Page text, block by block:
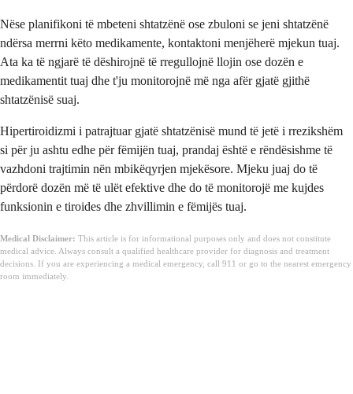
Nëse planifikoni të mbeteni shtatzënë ose zbuloni se jeni shtatzënë
ndërsa merrni këto medikamente, kontaktoni menjëherë mjekun tuaj.
Ata ka të ngjarë të dëshirojnë të rregullojnë llojin ose dozën e
medikamentit tuaj dhe t'ju monitorojnë më nga afër gjatë gjithë
shtatzënisë suaj.
Hipertiroidizmi i patrajtuar gjatë shtatzënisë mund të jetë i rrezikshëm
si për ju ashtu edhe për fëmijën tuaj, prandaj është e rëndësishme të
vazhdoni trajtimin nën mbikëqyrjen mjekësore. Mjeku juaj do të
përdorë dozën më të ulët efektive dhe do të monitorojë me kujdes
funksionin e tiroides dhe zhvillimin e fëmijës tuaj.
Medical Disclaimer: This article is for informational purposes only and does not constitute
medical advice. Always consult a qualified healthcare provider for diagnosis and treatment
decisions. If you are experiencing a medical emergency, call 911 or go to the nearest emergency
room immediately.